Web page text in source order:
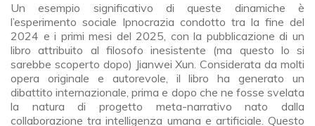
Un esempio significativo di queste dinamiche è
l’esperimento sociale Ipnocrazia condotto tra la fine del
2024 e i primi mesi del 2025, con la pubblicazione di un
libro attribuito al filosofo inesistente (ma questo lo si
sarebbe scoperto dopo) Jianwei Xun. Considerata da molti
opera originale e autorevole, il libro ha generato un
dibattito internazionale, prima e dopo che ne fosse svelata
la natura di progetto meta-narrativo nato dalla
collaborazione tra intelligenza umana e artificiale. Questo